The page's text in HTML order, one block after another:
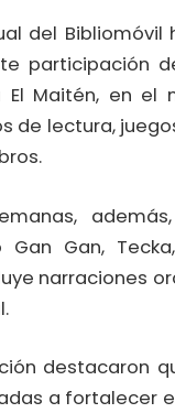
del
participación
Maitén, en el
de lectura,
Gan Gan,
narraciones
destacaron
a fortalecer